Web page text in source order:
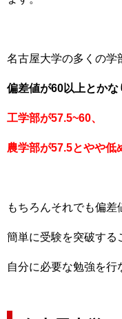
名古屋大学の多くの学
偏差値が60以上とかな
工学部が57.5~60、
農学部が57.5とやや低
もちろんそれでも偏
簡単に受験を突破する
自分に必要な勉強を行